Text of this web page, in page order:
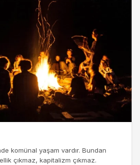
komünal yaşam vardır. Bundan
çıkmaz, kapitalizm çıkmaz.